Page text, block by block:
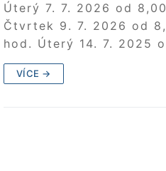
Úterý 7. 7. 2026 od
Čtvrtek 9. 7. 2026 od
hod. Úterý 14. 7. 2025
VÍCE →